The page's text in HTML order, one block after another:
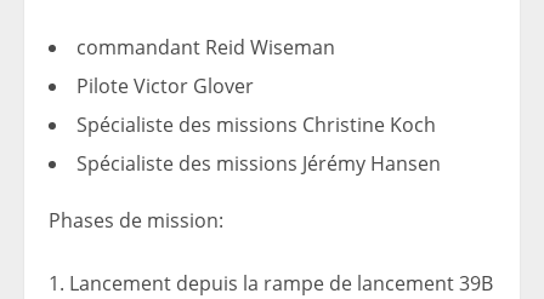
commandant Reid Wiseman
PiloteVictor Glover
Spécialiste des missions Christine Koch
Spécialiste des missions Jérémy Hansen
Phases de mission:
Lancement depuis la rampe de lancement 39B